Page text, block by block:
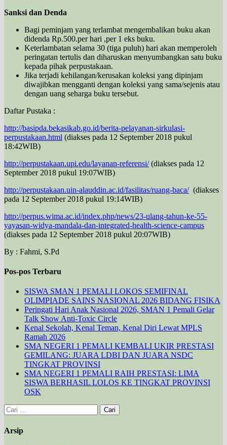
Sanksi dan Denda
Bagi peminjam yang terlambat mengembalikan buku akan
didenda Rp.500.per hari ,per 1 eks buku.
Keterlambatan selama 30 (tiga puluh) hari akan memperoleh
peringatan tertulis dan diharuskan menyumbangkan satu buku
kepada pihak perpustakaan.
Jika terjadi kehilangan/kerusakan koleksi yang dipinjam
diwajibkan mengganti dengan koleksi yang sama/sejenis atau
dengan uang seharga buku tersebut.
Daftar Pustaka :
http://basipda.bekasikab.go.id/berita-pelayanan-sirkulasi-
perpustakaan.html (diakses pada 12 September 2018 pukul
18:42WIB)
http://perpustakaan.upi.edu/layanan-referensi/(diakses pada 12
September 2018 pukul 19:07WIB)
http://perpustakaan.uin-alauddin.ac.id/fasilitas/ruang-baca/(diakses
pada 12 September 2018 pukul 19:14WIB)
http://perpus.wima.ac.id/index.php/news/23-ulang-tahun-ke-55-
yayasan-widya-mandala-dan-integrated-health-science-campus
(diakses pada 12 September 2018 pukul 20:07WIB)
By : Fahmi, S.Pd
Pos-pos Terbaru
SISWA SMAN 1 PEMALI LOKOS SEMIFINAL
OLIMPIADE SAINS NASIONAL 2026 BIDANG FISIKA
Peringati Hari Anak Nasional 2026, SMAN 1 Pemali Gelar
Talk Show Anti-Toxic Circle
Kenal Sekolah, Kenal Teman, Kenal Diri Lewat MPLS
Ramah 2026
SMA NEGERI 1 PEMALI KEMBALI UKIR PRESTASI
GEMILANG: JUARA LDBI DAN JUARA NSDC
TINGKAT PROVINSI
SMA NEGERI 1 PEMALI RAIH PRESTASI: LIMA
SISWA BERHASIL LOLOS KE TINGKAT PROVINSI
OSK
Cari
untuk:
Arsip